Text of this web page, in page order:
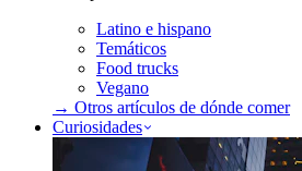
Latino e hispano
Temáticos
Food trucks
Vegano
→ Otros artículos de dónde comer
Curiosidades